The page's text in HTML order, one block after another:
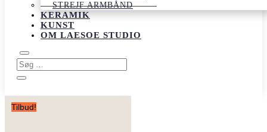
STREJF ARMBÅND
KERAMIK
KUNST
OM LAESOE STUDIO
Tilbud!